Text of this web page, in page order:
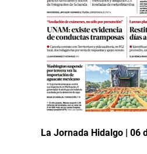
La Jornada Hidalgo | 06